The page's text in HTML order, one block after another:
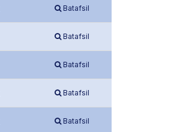
Batafsil
Batafsil
Batafsil
Batafsil
Batafsil